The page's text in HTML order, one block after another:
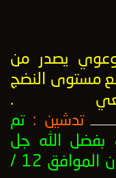
يصدر من
مستوى النضج
.
تدشين : تم
بفضل الله جل
في علاه يوم الإثنين الميمون الموافق 12 /